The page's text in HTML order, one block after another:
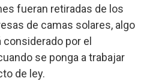
fueran retiradas de los
de camas solares, algo
por el
se ponga a trabajar
de ley.